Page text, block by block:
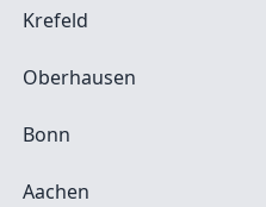
Krefeld
Oberhausen
Bonn
Aachen